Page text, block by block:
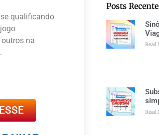
qualificando
na
Posts
Read
Read